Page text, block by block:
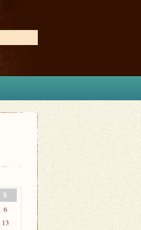
S
6
13